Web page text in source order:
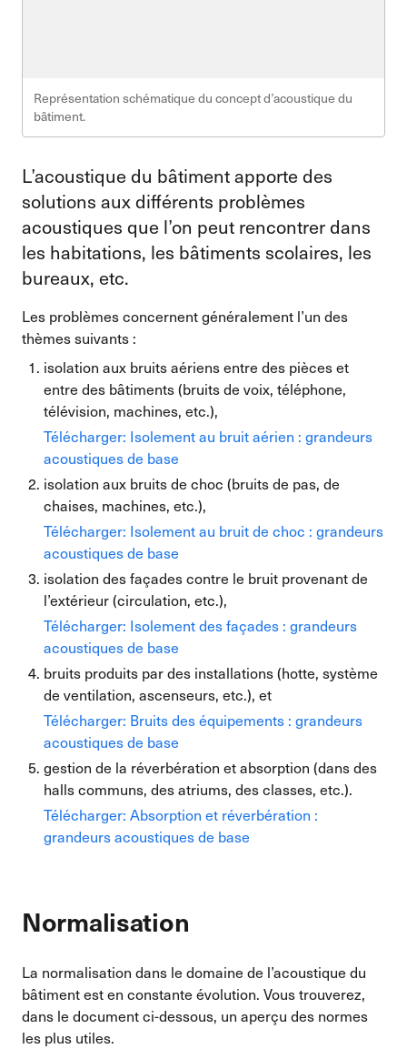
Représentation schématique du concept d’acoustique du
bâtiment.
L’acoustique du bâtiment apporte des
solutions aux différents problèmes
acoustiques que l’on peut rencontrer dans
les habitations, les bâtiments scolaires, les
bureaux, etc.
Les problèmes concernent généralement l’un des
thèmes suivants :
isolation aux bruits aériens entre des pièces et
entre des bâtiments (bruits de voix, téléphone,
télévision, machines, etc.),
Télécharger: Isolement au bruit aérien : grandeurs
acoustiques de base
isolation aux bruits de choc (bruits de pas, de
chaises, machines, etc.),
Télécharger: Isolement au bruit de choc : grandeurs
acoustiques de base
isolation des façades contre le bruit provenant de
l’extérieur (circulation, etc.),
Télécharger: Isolement des façades : grandeurs
acoustiques de base
bruits produits par des installations (hotte, système
de ventilation, ascenseurs, etc.), et
Télécharger: Bruits des équipements : grandeurs
acoustiques de base
gestion de la réverbération et absorption (dans des
halls communs, des atriums, des classes, etc.).
Télécharger: Absorption et réverbération :
grandeurs acoustiques de base
Normalisation
La normalisation dans le domaine de l’acoustique du
bâtiment est en constante évolution. Vous trouverez,
dans le document ci-dessous, un aperçu des normes
les plus utiles.